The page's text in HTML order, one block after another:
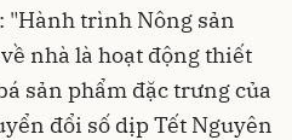
"Hành trình Nông sản
nhà là hoạt động thiết
sản phẩm đặc trưng của
đổi số dịp Tết Nguyên